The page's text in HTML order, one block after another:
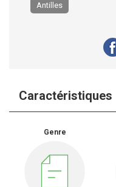
Antilles
Caractéristiques
Genre